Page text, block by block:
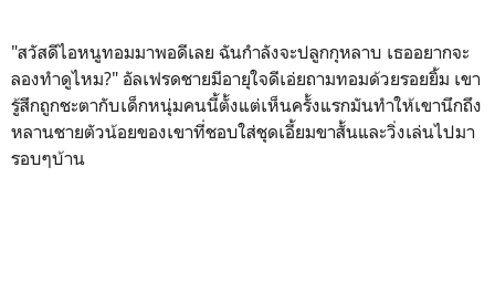
"สวัสดีไอหนูทอมมาพอดีเลย ฉันกำลังจะปลูกกุหลาบ เธออยากจะ
ลองทำดูไหม?" อัลเฟรดชายมีอายุใจดีเอ่ยถามทอมด้วยรอยยิ้ม เขา
รู้สึกถูกชะตากับเด็กหนุ่มคนนี้ตั้งแต่เห็นครั้งแรกมันทำให้เขานึกถึง
หลานชายตัวน้อยของเขาที่ชอบใส่ชุดเอี้ยมขาสั้นและวิ่งเล่นไปมา
รอบๆบ้าน